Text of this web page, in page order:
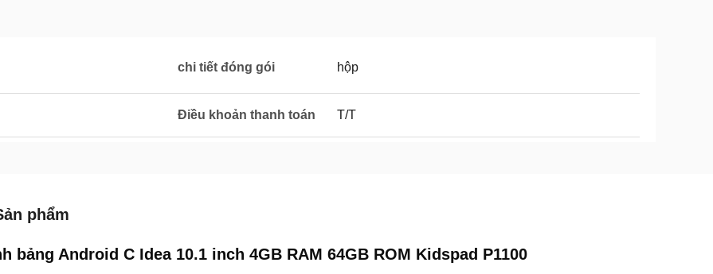
chi tiết đóng gói hộp
Điều khoản thanh toán T/T
phẩm
bảng Android C Idea 10.1 inch 4GB RAM 64GB ROM Kidspad P1100